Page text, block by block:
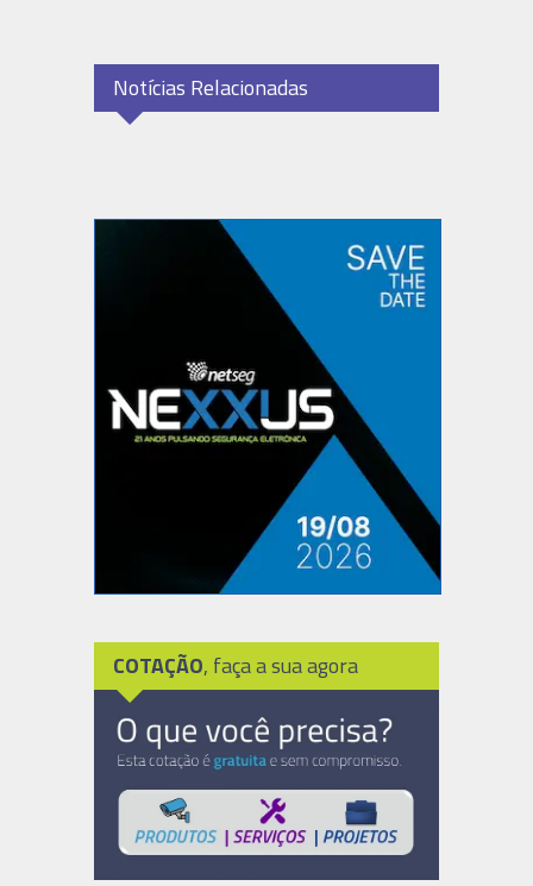
Notícias Relacionadas
COTAÇÃO, faça a sua agora